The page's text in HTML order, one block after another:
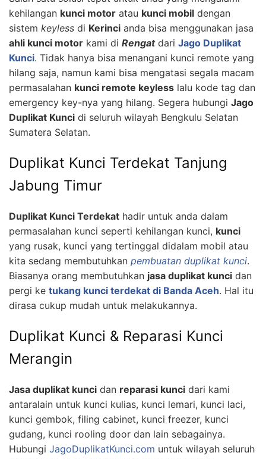
kehilangan kunci motor atau kunci mobil dengan
sistem keyless di Kerinci anda bisa menggunakan jasa
ahli kunci motor kami di Rengatdari Jago Duplikat
Kunci. Tidak hanya bisa menangani kunci remote yang
hilang saja, namun kami bisa mengatasi segala macam
permasalahan kunci remote keyless lalu kode tag dan
emergency key-nya yang hilang. Segera hubungi Jago
Duplikat Kunci di seluruh wilayah Bengkulu Selatan
Sumatera Selatan.
Duplikat Kunci Terdekat Tanjung
Jabung Timur
Duplikat Kunci Terdekat hadir untuk anda dalam
permasalahan kunci seperti kehilangan kunci, kunci
yang rusak, kunci yang tertinggal didalam mobil atau
kita sedang membutuhkan pembuatan duplikat kunci.
Biasanya orang membutuhkan jasa duplikat kunci dan
pergi ke tukang kunci terdekat di Banda Aceh. Hal itu
dirasa cukup mudah untuk melakukannya.
Duplikat Kunci & Reparasi Kunci
Merangin
Jasa duplikat kunci dan reparasi kunci dari kami
antaralain untuk kunci kulias, kunci lemari, kunci laci,
kunci gembok, filing cabinet, kunci freezer, kunci
gudang, kunci rooling door dan lain sebagainya.
Hubungi JagoDuplikatKunci.com untuk wilayah seluruh